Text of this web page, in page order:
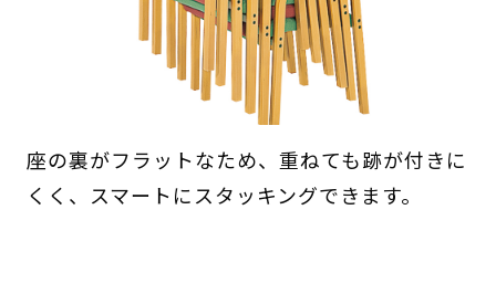
座の裏がフラットなため、重ねても跡が付きに
くく、スマートにスタッキングできます。